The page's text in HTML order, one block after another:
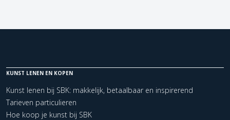
KUNST LENEN EN KOPEN
Kunst lenen bij SBK: makkelijk, betaalbaar en inspirerend
Tarieven particulieren
Hoe koop je kunst bij SBK